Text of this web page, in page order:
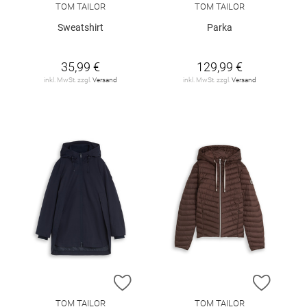
TOM TAILOR
Sweatshirt
35,99 €
inkl. MwSt. zzgl. Versand
TOM TAILOR
Parka
129,99 €
inkl. MwSt. zzgl. Versand
ZUR WUNSCHLISTE HINZUFÜGEN
TOM TAILOR
ZUR
TOM TAILOR